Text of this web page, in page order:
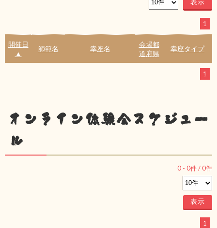
1
開催日
▲
師範名 幸座名
会場都
道府県
幸座タイプ
1
オンライン体験会スケジュー
ル
0 - 0件 /0件
1